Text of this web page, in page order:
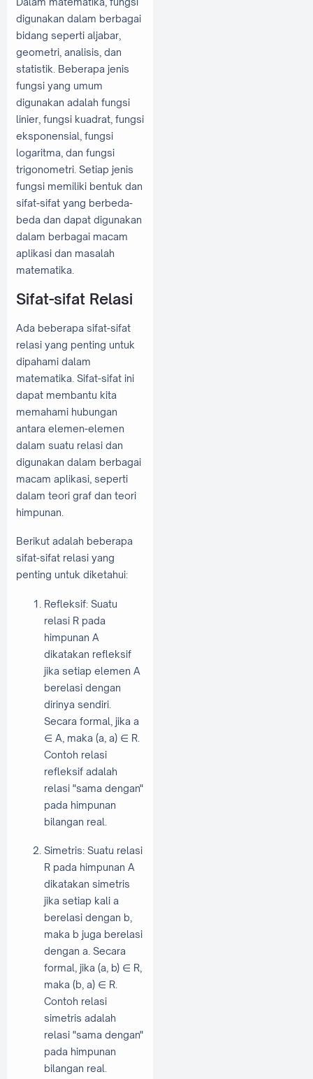
digunakan dalam berbagai
bidang seperti aljabar,
geometri, analisis, dan
statistik. Beberapa jenis
fungsi yang umum
digunakan adalah fungsi
linier, fungsi kuadrat, fungsi
eksponensial, fungsi
logaritma, dan fungsi
trigonometri. Setiap jenis
fungsi memiliki bentuk dan
sifat-sifat yang berbeda-
beda dan dapat digunakan
dalam berbagai macam
aplikasi dan masalah
matematika.
Sifat-sifat Relasi
Ada beberapa sifat-sifat
relasi yang penting untuk
dipahami dalam
matematika. Sifat-sifat ini
dapat membantu kita
memahami hubungan
antara elemen-elemen
dalam suatu relasi dan
digunakan dalam berbagai
macam aplikasi, seperti
dalam teori graf dan teori
himpunan.
Berikut adalah beberapa
sifat-sifat relasi yang
penting untuk diketahui:
Refleksif: Suatu
relasi R pada
himpunan A
dikatakan refleksif
jika setiap elemen A
berelasi dengan
dirinya sendiri.
Secara formal, jika a
∈ A, maka (a, a) ∈ R.
Contoh relasi
refleksif adalah
relasi "sama dengan"
pada himpunan
bilangan real.
Simetris: Suatu relasi
R pada himpunan A
dikatakan simetris
jika setiap kali a
berelasi dengan b,
maka b juga berelasi
dengan a. Secara
formal, jika (a, b) ∈ R,
maka (b, a) ∈ R.
Contoh relasi
simetris adalah
relasi "sama dengan"
pada himpunan
bilangan real.